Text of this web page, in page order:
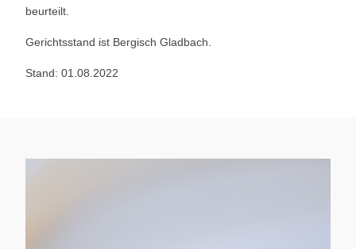
beurteilt.
Gerichtsstand ist Bergisch Gladbach.
Stand: 01.08.2022